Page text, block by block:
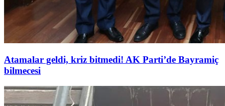
Atamalar geldi, kriz bitmedi! AK Parti’de Bayramiç
bilmecesi